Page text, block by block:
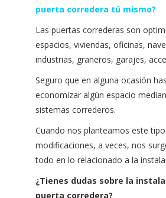
puerta corredera tú mismo?
Las puertas correderas son
espacios, viviendas, oficinas,
industrias, graneros, garajes,
Seguro que en alguna ocasión
economizar algún espacio
sistemas correderos.
Cuando nos planteamos este
modificaciones, a veces, nos
todo en lo relacionado a la
¿Tienes dudas sobre la
puerta corredera?